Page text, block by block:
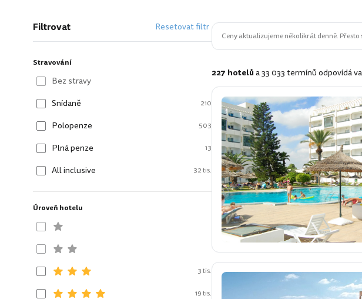
Filtrovat Resetovat filtr
Stravování
Bez stravy
Snídaně
210
Polopenze 503
Plná penze 13
All inclusive 32 tis.
Úroveň hotelu
3 tis.
19 tis.
Ceny aktualizujeme několikrát denně.
227 hotelůa 33 033 termínů odpovídá